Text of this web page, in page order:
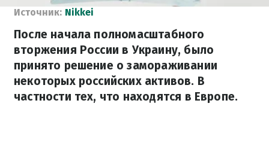
Источник: Nikkei
После начала полномасштабного
вторжения России в Украину, было
принято решение о замораживании
некоторых российских активов. В
частности тех, что находятся в Европе.